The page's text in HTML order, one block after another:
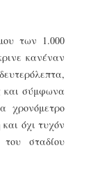
των 1.000
κανέναν
και σύμφωνα
χρονόμετρο
όχι τυχόν
του σταδίου
Γρεβενων
Εποπτείας
Δ/νσης
2026 η
Εκπαίδευση -
της
16458 με